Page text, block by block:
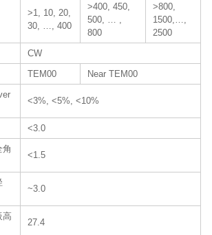
>1, 10, 20,
30, …, 400
>400, 450,
500, … ,
800
>800,
1500,…,
2500
CW
TEM00
Near TEM00
<3%, <5%, <10%
<3.0
角
<1.5
~3.0
高
27.4